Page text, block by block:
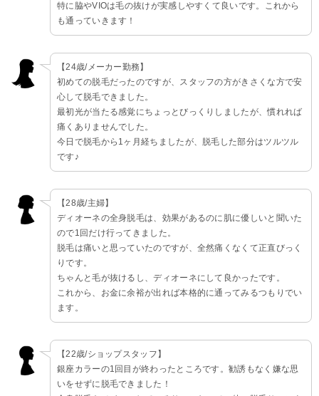
特に脇やVIOは毛の抜けが実感しやすくて良いです。これから
も通っていきます！
【24歳/メーカー勤務】
初めての脱毛だったのですが、スタッフの方がきさくな方で安
心して脱毛できました。
最初光が当たる感覚にちょっとびっくりしましたが、慣れれば
痛くありませんでした。
今日で脱毛から1ヶ月経ちましたが、脱毛した部分はツルツル
です♪
【28歳/主婦】
ディオーネの全身脱毛は、効果があるのに肌に優しいと聞いた
ので1回だけ行ってきました。
脱毛は痛いと思っていたのですが、全然痛くなくて正直びっく
りです。
ちゃんと毛が抜けるし、ディオーネにして良かったです。
これから、お金に余裕が出れば本格的に通ってみるつもりでい
ます。
【22歳/ショップスタッフ】
銀座カラーの1回目が終わったところです。勧誘もなく嫌な思
いをせずに脱毛できました！